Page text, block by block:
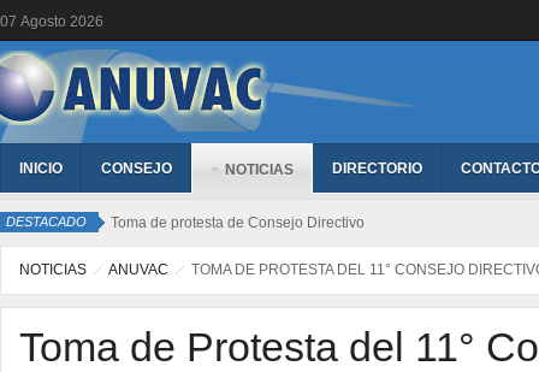
07 Agosto 2026
INICIO CONSEJO NOTICIAS DIRECTORIO
DESTACADO Toma de protesta de Consejo Directivo
NOTICIAS ANUVAC TOMA DE PROTESTA DEL 11° CONSEJO
Toma de Protesta del 11°